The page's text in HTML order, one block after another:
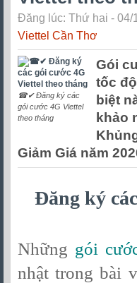
Đăng lúc: Thứ hai - 04/
Viettel Cần Thơ
☎✔‎ Đăng ký các
gói cước 4G Viettel
theo tháng
Gói
tốc
biệt
khảo
Giảm Giá năm
Đăng ký
Những gói
nhật trong bài